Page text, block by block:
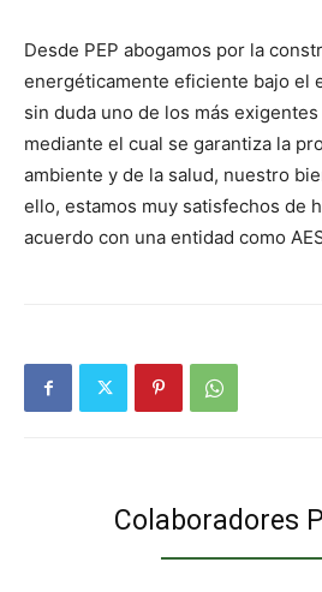
Desde PEP abogamos por la
energéticamente eficiente bajo el
sin duda uno de los más
mediante el cual se garantiza la
ambiente y de la salud, nuestro
ello, estamos muy satisfechos de
acuerdo con una entidad como
Colaboradores